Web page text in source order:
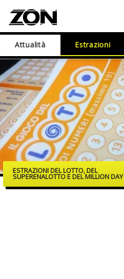
Attualità Estrazioni
ESTRAZIONI DEL LOTTO, DEL
SUPERENALOTTO E DEL MILLION DAY